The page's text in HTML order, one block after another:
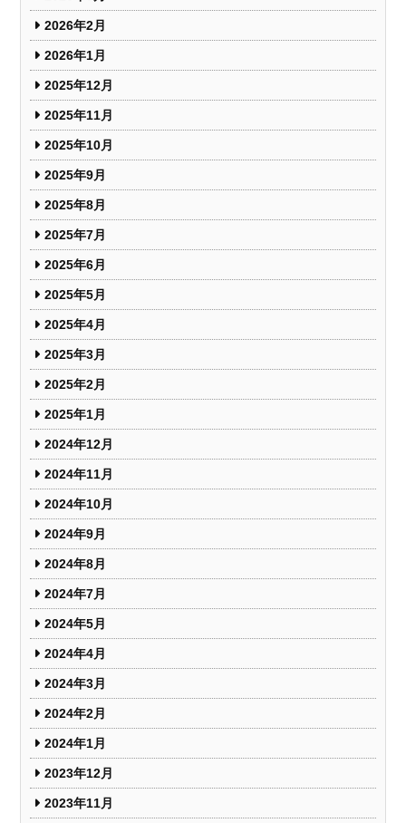
2026年2月
2026年1月
2025年12月
2025年11月
2025年10月
2025年9月
2025年8月
2025年7月
2025年6月
2025年5月
2025年4月
2025年3月
2025年2月
2025年1月
2024年12月
2024年11月
2024年10月
2024年9月
2024年8月
2024年7月
2024年5月
2024年4月
2024年3月
2024年2月
2024年1月
2023年12月
2023年11月